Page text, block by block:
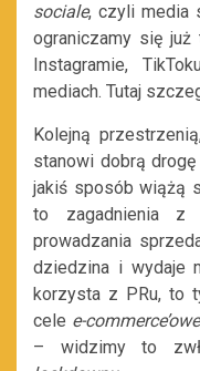
sociale, czyli media
ograniczamy się już
Instagramie,
mediach. Tutaj
Kolejną
stanowi dobrą
jakiś sposób wiążą
to zagadnienia z
prowadzania
dziedzina i wydaje
korzysta z PRu, to
cele e-commerce’owe
– widzimy to